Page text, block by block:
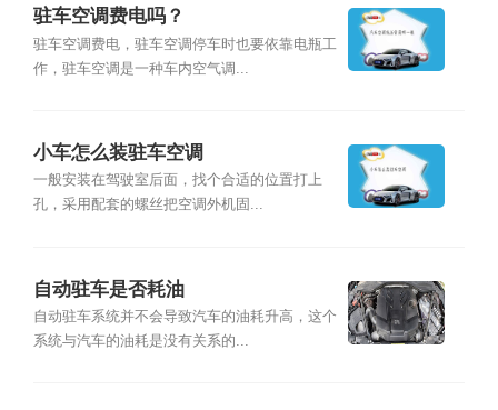
驻车空调费电吗？
驻车空调费电，驻车空调停车时也要依靠电瓶工
作，驻车空调是一种车内空气调...
小车怎么装驻车空调
一般安装在驾驶室后面，找个合适的位置打上
孔，采用配套的螺丝把空调外机固...
自动驻车是否耗油
自动驻车系统并不会导致汽车的油耗升高，这个
系统与汽车的油耗是没有关系的...